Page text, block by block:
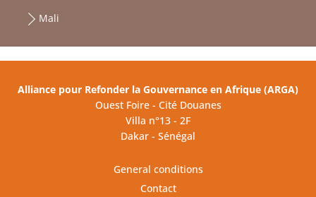
Mali
Alliance pour Refonder la Gouvernance en Afrique (ARGA)
Ouest Foire - Cité Douanes
Villa n°13 - 2F
Dakar - Sénégal
General conditions
Contact